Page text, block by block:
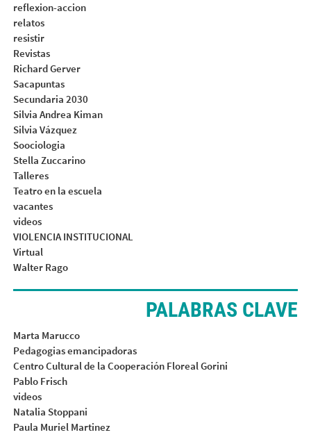
reflexion-accion
relatos
resistir
Revistas
Richard Gerver
Sacapuntas
Secundaria 2030
Silvia Andrea Kiman
Silvia Vázquez
Soociologia
Stella Zuccarino
Talleres
Teatro en la escuela
vacantes
videos
VIOLENCIA INSTITUCIONAL
Virtual
Walter Rago
PALABRAS CLAVE
Marta Marucco
Pedagogias emancipadoras
Centro Cultural de la Cooperación Floreal Gorini
Pablo Frisch
videos
Natalia Stoppani
Paula Muriel Martinez